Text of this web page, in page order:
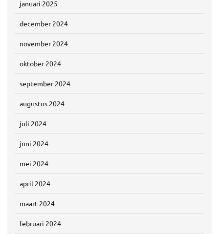
januari 2025
december 2024
november 2024
oktober 2024
september 2024
augustus 2024
juli 2024
juni 2024
mei 2024
april 2024
maart 2024
februari 2024